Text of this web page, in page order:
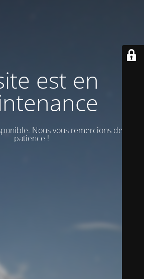
est en
Nous vous remercions de votre
patience !